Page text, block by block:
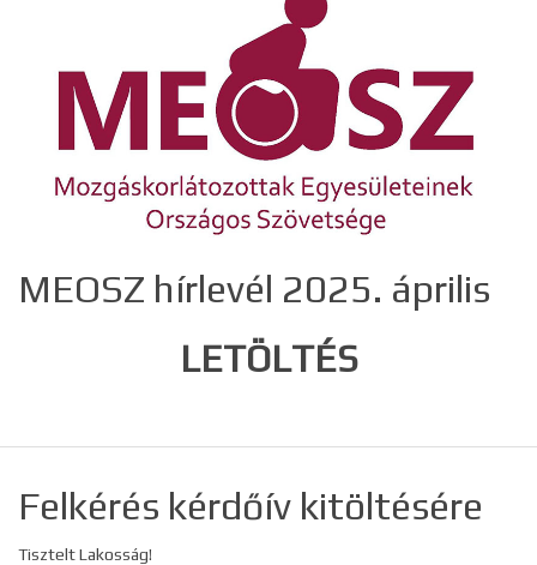
MEOSZ hírlevél 2025. április
LETÖLTÉS
Felkérés kérdőív kitöltésére
Tisztelt Lakosság!